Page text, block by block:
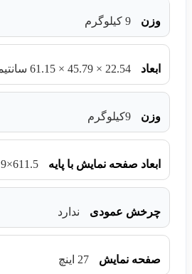
وزن 9 کیلوگرم
ابعاد 22.54 × 45.79 × 61.15 سانتیمتر
وزن 9کیلوگرم
ابعاد صفحه نمایش با پایه 611.5×457.9×225.4
چرخش عمودی ندارد
صفحه نمایش 27 اینچ